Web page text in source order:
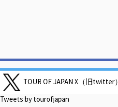
TOUR OF JAPAN X（旧twitter）
Tweets by tourofjapan